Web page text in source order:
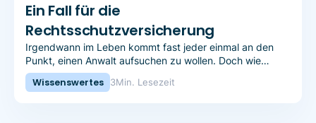
Ein Fall für die
Rechtsschutzversicherung
Irgendwann im Leben kommt fast jeder einmal an den
Punkt, einen Anwalt aufsuchen zu wollen. Doch wie
schalte ich jetzt die Rechtsschutzversicherung ein? Wir
haben vier Tipps für Sie zusammengestellt, mit denen es
Wissenswertes 3Min. Lesezeit